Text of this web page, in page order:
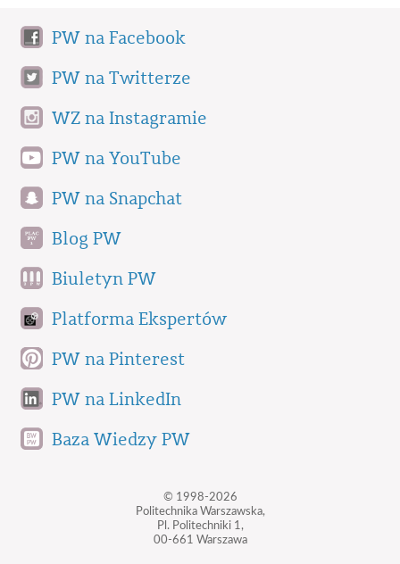
PW na Facebook
PW na Twitterze
WZ na Instagramie
PW na YouTube
PW na Snapchat
Blog PW
Biuletyn PW
Platforma Ekspertów
PW na Pinterest
PW na LinkedIn
Baza Wiedzy PW
© 1998-2026
Politechnika Warszawska,
Pl. Politechniki 1,
00-661 Warszawa